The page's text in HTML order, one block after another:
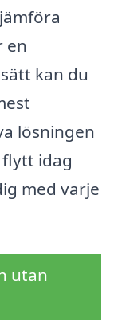
en
kan du
lösningen
idag
med varje
utan